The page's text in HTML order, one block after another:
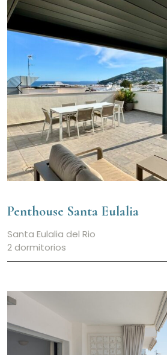
Penthouse Santa Eulalia
Santa Eulalia del Rio
2 dormitorios